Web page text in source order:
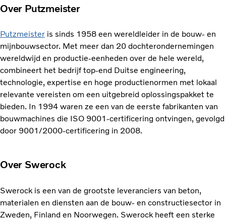
Over Putzmeister
Putzmeister is sinds 1958 een wereldleider in de bouw- en
mijnbouwsector. Met meer dan 20 dochterondernemingen
wereldwijd en productie-eenheden over de hele wereld,
combineert het bedrijf top-end Duitse engineering,
technologie, expertise en hoge productienormen met lokaal
relevante vereisten om een uitgebreid oplossingspakket te
bieden. In 1994 waren ze een van de eerste fabrikanten van
bouwmachines die ISO 9001-certificering ontvingen, gevolgd
door 9001/2000-certificering in 2008.
Over Swerock
Swerock is een van de grootste leveranciers van beton,
materialen en diensten aan de bouw- en constructiesector in
Zweden, Finland en Noorwegen. Swerock heeft een sterke